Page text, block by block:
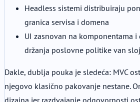
Headless sistemi distribuiraju
granica servisa i domena
UI zasnovan na komponentama
držanja poslovne politike van
Dakle, dublja pouka je sledeća: MVC
njegovo klasično pakovanje nestane.